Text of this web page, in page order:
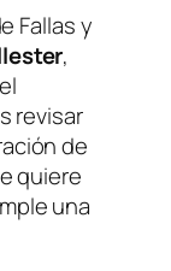
Fallas y
,
revisar
de
quiere
una